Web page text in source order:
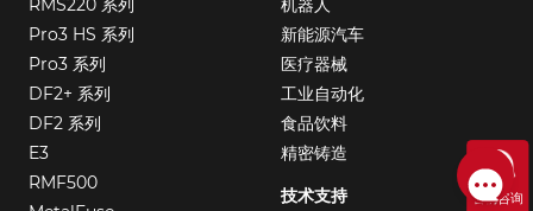
RMS220 系列
Pro3 HS 系列
Pro3 系列
DF2+ 系列
DF2 系列
E3
RMF500
机器人
新能源汽车
医疗器械
工业自动化
食品饮料
精密铸造
技术支持
售前咨询